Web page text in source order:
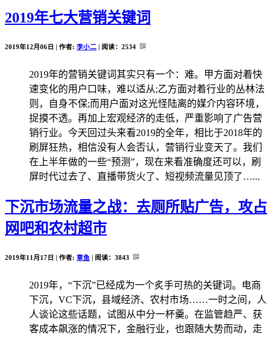
2019年七大营销关键词
2019年12月06日 | 作者: 李小二 | 阅读： 2534
2019年的营销关键词其实只有一个：难。甲方面对着快
速变化的用户口味，难以适从;乙方面对着行业的丛林法
则，自身不保;而用户面对这光怪陆离的媒介内容环境，
捉摸不透。再加上宏观经济的走低，严重影响了广告营
销行业。今天回过头来看2019的全年，相比于2018年的
刷屏狂热，相信没有人会否认，营销行业变天了。我们
在上半年做的一些“预测”，现在来看准确度还可以，刷
屏时代过去了、直播带货火了、短视频流量见顶了…...
下沉市场流量之战：去厕所贴广告，攻占
网吧和农村超市
2019年11月17日 | 作者: 章鱼 | 阅读： 3843
2019年，“下沉”已经成为一个炙手可热的关键词。电商
下沉，VC下沉，县域经济、农村市场……一时之间，人
人谈论这些话题，试图从中分一杯羹。在监管趋严、获
客成本飙涨的情况下，金融行业，也跟随大势而动，走